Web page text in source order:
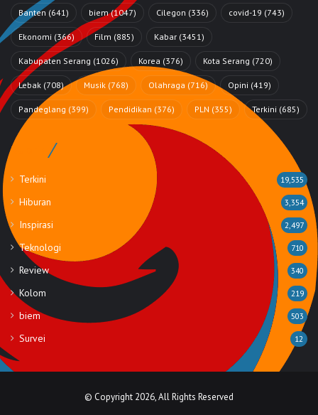
Banten (641) biem(1047) Cilegon (336) covid-19 (743)
Ekonomi (366) Film (885) Kabar (3451)
Kabupaten Serang (1026) Korea (376) Kota Serang (720)
Lebak (708) Musik (768) Olahraga (716) Opini (419)
Pandeglang (399) Pendidikan (376) PLN (355) Terkini (685)
Rubrik
Terkini 19,535
Hiburan 3,354
Inspirasi 2,497
Teknologi 710
Review 340
Kolom 219
biem 503
Survei 12
© Copyright 2026, All Rights Reserved